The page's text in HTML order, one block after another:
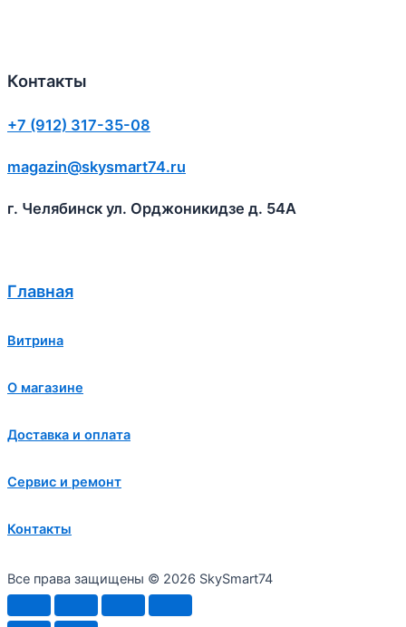
Контакты
+7 (912) 317-35-08
magazin@skysmart74.ru
г. Челябинск ул. Орджоникидзе д. 54А
Главная
Витрина
О магазине
Доставка и оплата
Сервис и ремонт
Контакты
Все права защищены © 2026 SkySmart74